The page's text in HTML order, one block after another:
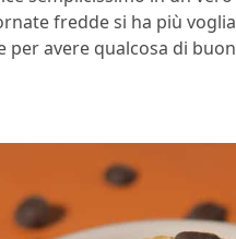
fredde si ha più
avere qualcosa di